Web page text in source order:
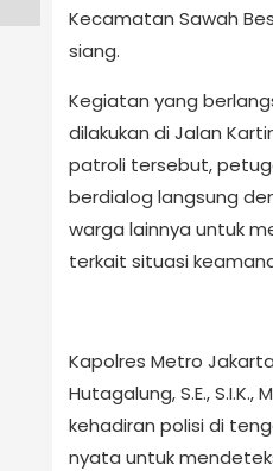
Kecamatan Sawah
siang.
Kegiatan yang
dilakukan di Jalan
patroli tersebut,
berdialog langsung
warga lainnya untuk
terkait situasi
Kapolres Metro Jakarta
Hutagalung, S.E., S.I.K.,
kehadiran polisi di
nyata untuk